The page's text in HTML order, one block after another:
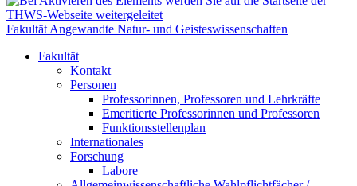
Fakultät Angewandte Natur- und Geisteswissenschaften
Fakultät
Kontakt
Personen
Professorinnen, Professoren und Lehrkräfte
Emeritierte Professorinnen und Professoren
Funktionsstellenplan
Internationales
Forschung
Labore